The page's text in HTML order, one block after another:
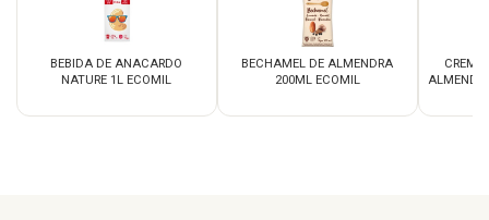
BEBIDA DE ANACARDO
NATURE 1L ECOMIL
BECHAMEL DE ALMENDRA
200ML ECOMIL